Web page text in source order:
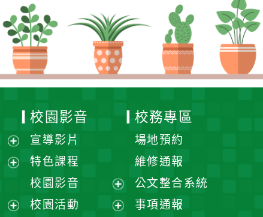
展
開
單
選
校園影音
宣導影片
特色課程
校園影音
展
校園活動
校務專區
場地預約
維修通報
公文整合系統
事項通報